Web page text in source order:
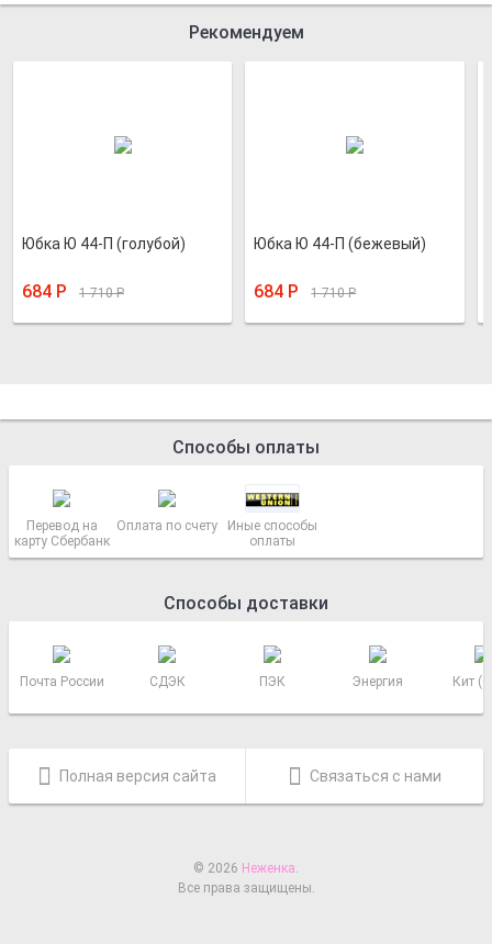
Рекомендуем
Юбка Ю 44-П (голубой)
684 Р 1 710Р
Юбка Ю 44-П (бежевый)
684 Р 1 710Р
Способы оплаты
Перевод на
карту Сбербанк
Оплата по счету
Иные способы
оплаты
Способы доставки
Почта России СДЭК ПЭК Энергия Кит
Полная версия сайта Связаться с нами
© 2026 Неженка.
Все права защищены.